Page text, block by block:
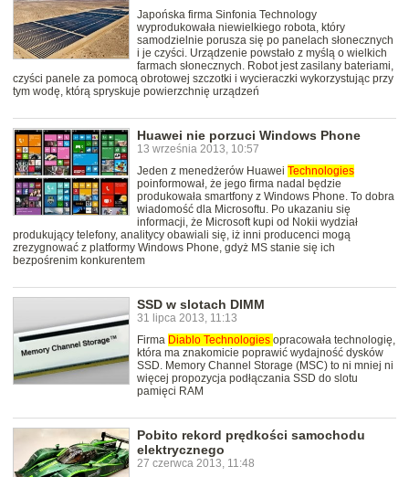
Japońska firma Sinfonia Technology
wyprodukowała niewielkiego robota, który
samodzielnie porusza się po panelach słonecznych
i je czyści. Urządzenie powstało z myślą o wielkich
farmach słonecznych. Robot jest zasilany bateriami,
czyści panele za pomocą obrotowej szczotki i wycieraczki wykorzystując przy
tym wodę, którą spryskuje powierzchnię urządzeń
Huawei nie porzuci Windows Phone
13 września 2013, 10:57
Jeden z menedżerów Huawei Technologies
poinformował, że jego firma nadal będzie
produkowała smartfony z Windows Phone. To dobra
wiadomość dla Microsoftu. Po ukazaniu się
informacji, że Microsoft kupi od Nokii wydział
produkujący telefony, analitycy obawiali się, iż inni producenci mogą
zrezygnować z platformy Windows Phone, gdyż MS stanie się ich
bezpośrenim konkurentem
SSD w slotach DIMM
31 lipca 2013, 11:13
Firma Diablo Technologies opracowała technologię,
która ma znakomicie poprawić wydajność dysków
SSD. Memory Channel Storage (MSC) to ni mniej ni
więcej propozycja podłączania SSD do slotu
pamięci RAM
Pobito rekord prędkości samochodu
elektrycznego
27 czerwca 2013, 11:48